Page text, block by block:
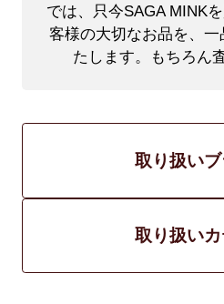
では、只今SAGA MINK
客様の大切なお品を、
たします。もちろん
取り扱い
取り扱いカ